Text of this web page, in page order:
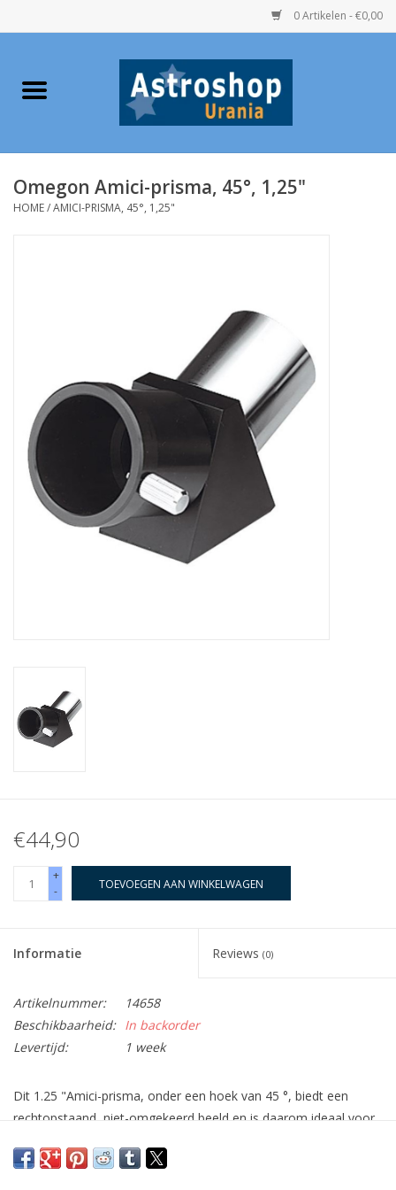
0 Artikelen - €0,00
Home
Telescopen
Speelgoed
Globes / Gadgets
Weerstations
Aanbiedingen
Cadeaubonnen
Omegon Amici-prisma, 45°, 1,25"
HOME/AMICI-PRISMA, 45°, 1,25"
€44,90
+
-
TOEVOEGEN AAN WINKELWAGEN
Informatie Reviews (0)
Artikelnummer:
14658
Beschikbaarheid: In backorder
Levertijd:
1 week
Dit 1.25 "Amici-prisma, onder een hoek van 45 °, biedt een
rechtopstaand, niet-omgekeerd beeld en is daarom ideaal voor
is om te gebruiken bij het observeren dichtbij de horizon. Het